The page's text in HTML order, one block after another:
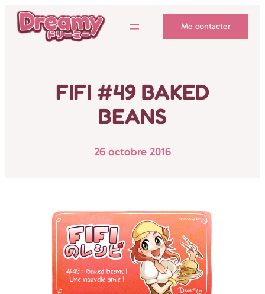
Aller
Me contacter
FIFI #49 BAKED
BEANS
26 octobre 2016